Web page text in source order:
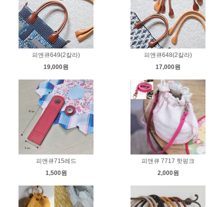
피앤큐649(2칼라)
19,000원
피앤큐648(2칼라)
17,000원
피앤큐715레드
1,500원
피앤큐 7717 핫핑크
2,000원